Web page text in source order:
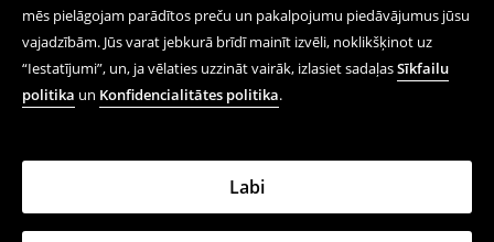
mēs pielāgojam parādītos preču un pakalpojumu piedāvājumus jūsu
vajadzībām. Jūs varat jebkurā brīdī mainīt izvēli, noklikšķinot uz
“Iestatījumi”, un, ja vēlaties uzzināt vairāk, izlasiet sadaļasSīkfailu
politika un Konfidencialitātes politika.
Labi